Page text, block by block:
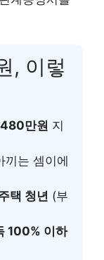
, 이렇
만원 지
끼는 셈이에
택 청년 (부
100% 이하